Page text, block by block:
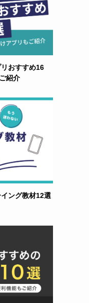
リおすすめ16
紹介
イング教材12選